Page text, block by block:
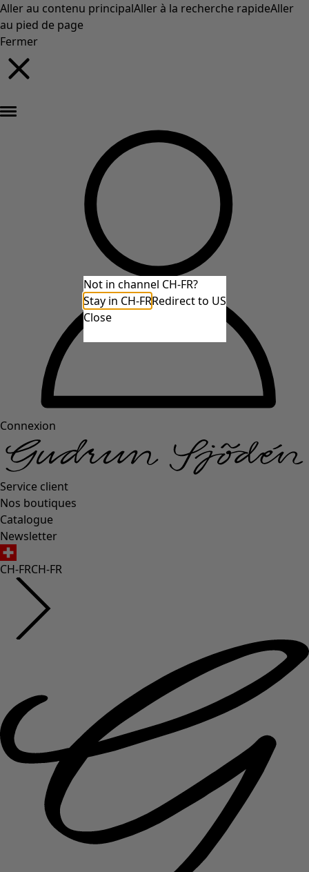
Aller au contenu principalAller à la recherche rapideAller
au pied de page
Fermer
Connexion
Service client
Nos boutiques
Catalogue
Newsletter
CH-FRCH-FR
Not in channel CH-FR?
Stay in CH-FRRedirect to US
Close